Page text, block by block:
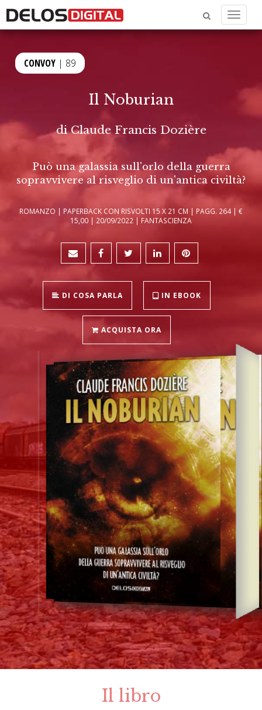
Menu
CONVOY | 89
Il Noburian
diClaude Francis Dozière
Può una galassia sull'orlo della guerra
sopravvivere al risveglio di un'antica civiltà?
ROMANZO | PAPERBACK CON RISVOLTI 15 X 21 CM | PAGG. 264 | €
15,00 | 20/09/2022 | FANTASCIENZA
DI COSA PARLA IN EBOOK
ACQUISTA ORA
Il libro